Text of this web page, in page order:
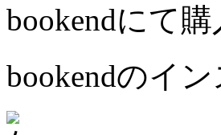
bookendにて
bookendのイ